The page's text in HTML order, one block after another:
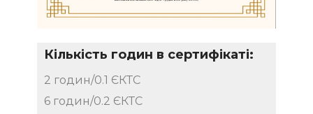
Кількість годин в сертифікаті:
2 годин/0.1 ЄКТС
6 годин/0.2 ЄКТС